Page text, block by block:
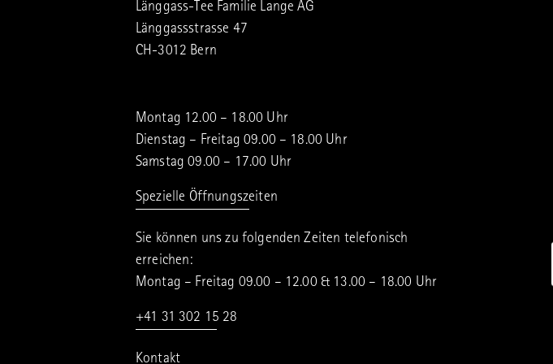
Länggass-Tee Familie Lange AG
Länggassstrasse 47
CH-3012 Bern
Montag 12.00 – 18.00 Uhr
Dienstag – Freitag 09.00 – 18.00 Uhr
Samstag 09.00 – 17.00 Uhr
Spezielle Öffnungszeiten
Sie können uns zu folgenden Zeiten telefonisch
erreichen:
Montag – Freitag 09.00 – 12.00 & 13.00 – 18.00 Uhr
+41 31 302 15 28
Kontakt